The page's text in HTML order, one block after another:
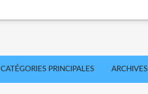
CATÉGORIES PRINCIPALES ARCHIVES